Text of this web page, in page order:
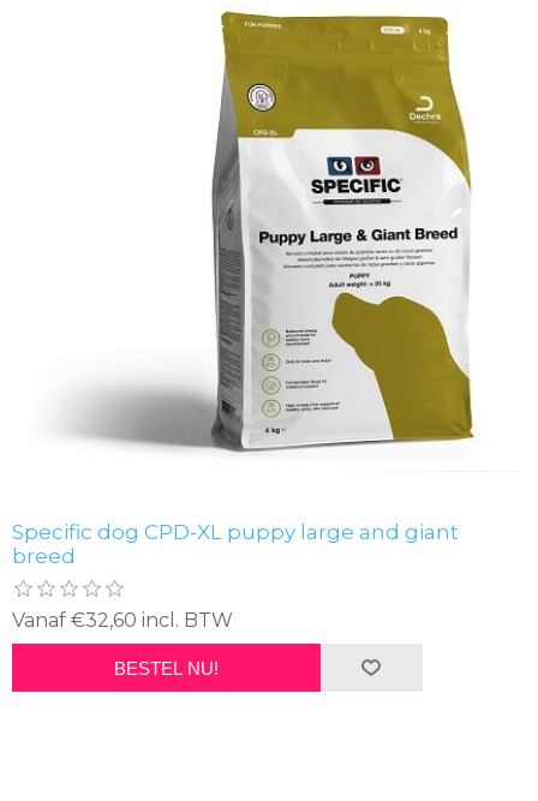
Specific dog CPD-XL puppy large and giant
breed
Vanaf €32,60 incl. BTW
BESTEL NU!